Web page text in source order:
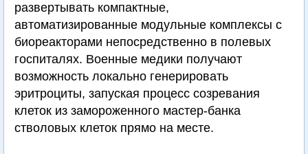
развертывать компактные,
автоматизированные модульные комплексы с
биореакторами непосредственно в полевых
госпиталях. Военные медики получают
возможность локально генерировать
эритроциты, запуская процесс созревания
клеток из замороженного мастер-банка
стволовых клеток прямо на месте.